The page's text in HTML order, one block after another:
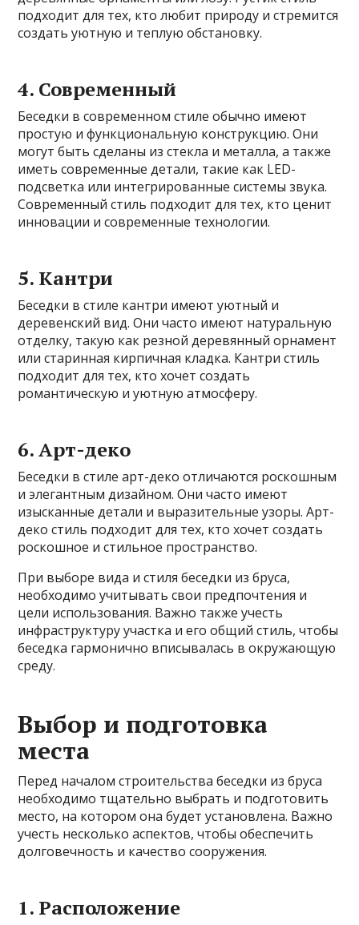
подходит для тех, кто любит природу и стремится
создать уютную и теплую обстановку.
4. Современный
Беседки в современном стиле обычно имеют
простую и функциональную конструкцию. Они
могут быть сделаны из стекла и металла, а также
иметь современные детали, такие как LED-
подсветка или интегрированные системы звука.
Современный стиль подходит для тех, кто ценит
инновации и современные технологии.
5. Кантри
Беседки в стиле кантри имеют уютный и
деревенский вид. Они часто имеют натуральную
отделку, такую как резной деревянный орнамент
или старинная кирпичная кладка. Кантри стиль
подходит для тех, кто хочет создать
романтическую и уютную атмосферу.
6. Арт-деко
Беседки в стиле арт-деко отличаются роскошным
и элегантным дизайном. Они часто имеют
изысканные детали и выразительные узоры. Арт-
деко стиль подходит для тех, кто хочет создать
роскошное и стильное пространство.
При выборе вида и стиля беседки из бруса,
необходимо учитывать свои предпочтения и
цели использования. Важно также учесть
инфраструктуру участка и его общий стиль, чтобы
беседка гармонично вписывалась в окружающую
среду.
Выбор и подготовка
места
Перед началом строительства беседки из бруса
необходимо тщательно выбрать и подготовить
место, на котором она будет установлена. Важно
учесть несколько аспектов, чтобы обеспечить
долговечность и качество сооружения.
1. Расположение